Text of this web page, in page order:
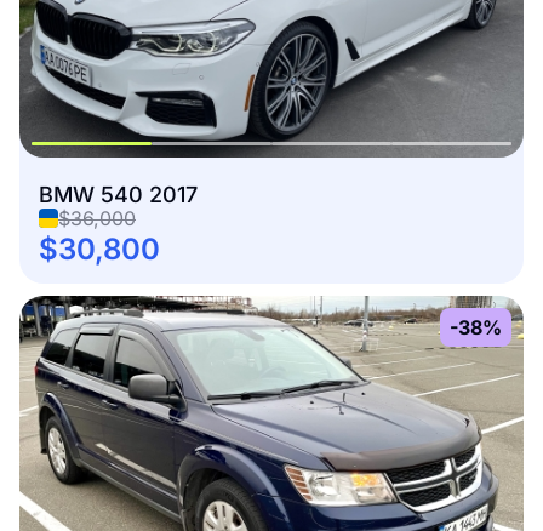
BMW 540 2017
$36,000
$30,800
-38%